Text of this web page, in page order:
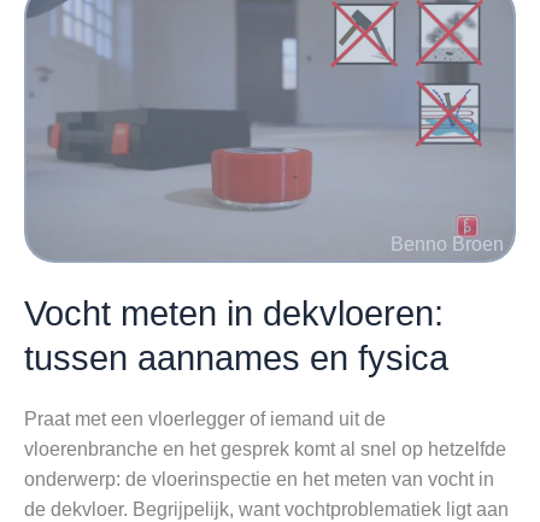
Oorzaken,
voorkomen
herstellen
Vocht meten in dekvloeren:
tussen aannames en fysica
Praat met een vloerlegger of iemand uit de
vloerenbranche en het gesprek komt al snel op hetzelfde
onderwerp: de vloerinspectie en het meten van vocht in
de dekvloer. Begrijpelijk, want vochtproblematiek ligt aan